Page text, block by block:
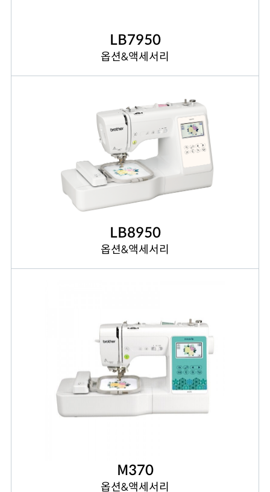
LB7950
옵션&액세서리
LB8950
옵션&액세서리
M370
옵션&액세서리